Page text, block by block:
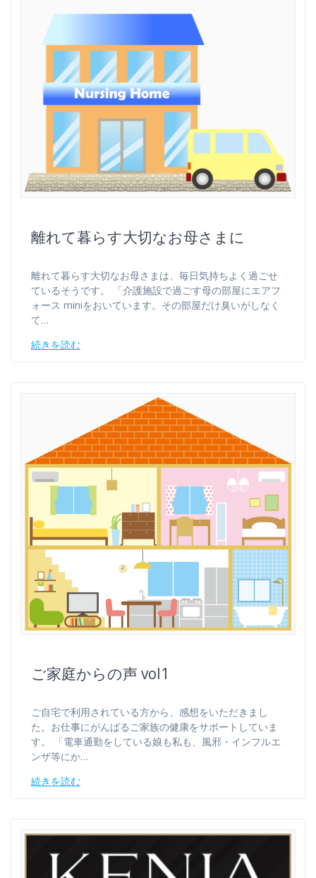
離れて暮らす大切なお母さまに
離れて暮らす大切なお母さまは、毎日気持ちよく過ごせ
ているそうです。 「介護施設で過ごす母の部屋にエアフ
ォース miniをおいています。その部屋だけ臭いがしなく
て…
続きを読む
ご家庭からの声 vol1
ご自宅で利用されている方から、感想をいただきまし
た。お仕事にがんばるご家族の健康をサポートしていま
す。 「電車通勤をしている娘も私も、風邪・インフルエ
ンザ等にか…
続きを読む